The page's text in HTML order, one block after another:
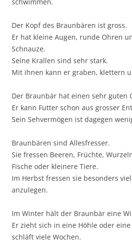
Der Kopf des Braunbären ist gross.
Er hat kleine Augen, runde Ohren
Schnauze.
Seine Krallen sind sehr stark.
Mit ihnen kann er graben, klettern
Der Braunbär hat einen sehr guten
Er kann Futter schon aus grosser
Sein Sehvermögen ist dagegen
Braunbären sind Allesfresser.
Sie fressen Beeren, Früchte,
Fische oder kleinere Tiere.
Im Herbst fressen sie besonders
anzulegen.
Im Winter hält der Braunbär eine
Er zieht sich in eine Höhle oder
schläft viele Wochen.